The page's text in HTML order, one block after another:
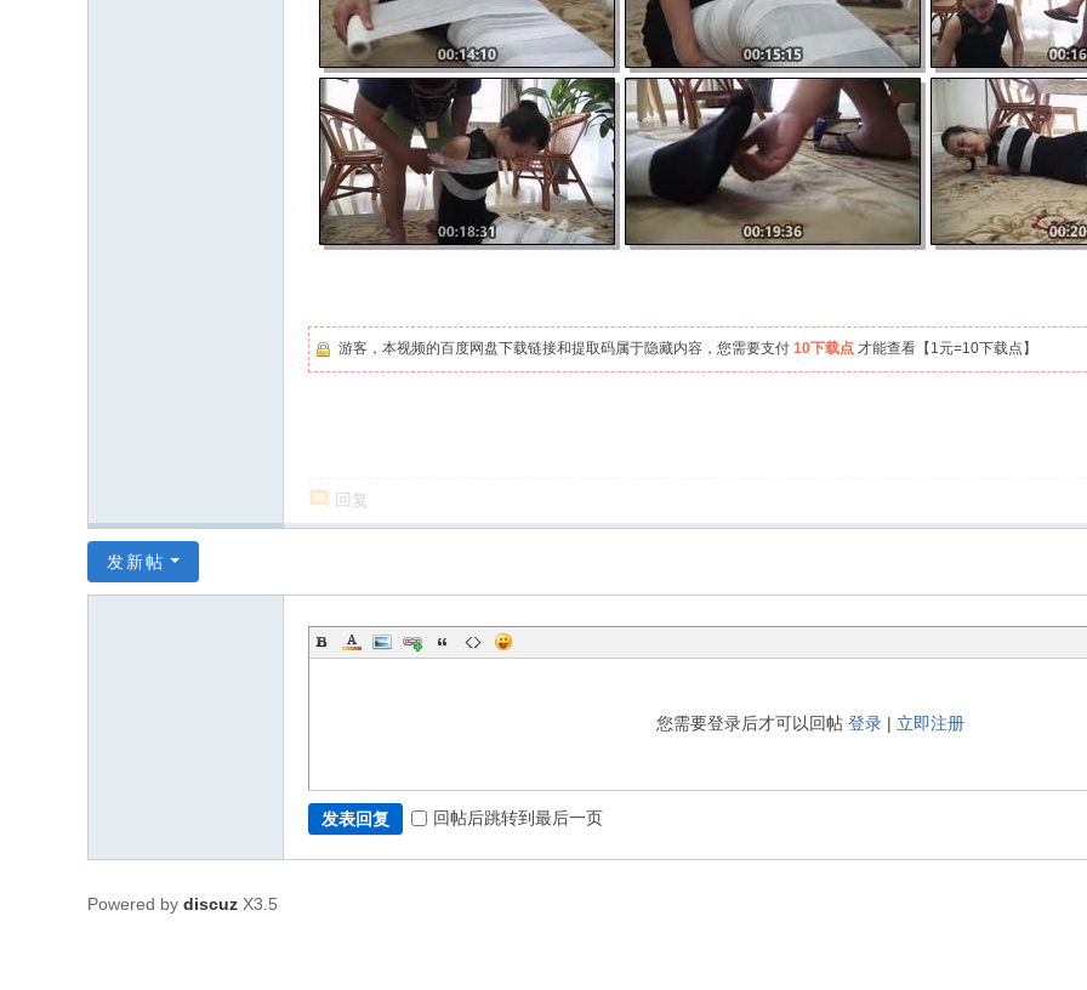
游客，本视频的百度网盘下载链接和提取码属于隐藏内容，您需要支付 10下载点 才能查看【1元=10下载点】
回复
发新帖
您需要登录后才可以回帖 登录| 立即注册
发表回复 回帖后跳转到最后一页
Powered by discuz X3.5